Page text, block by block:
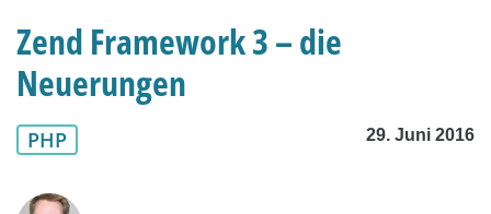
Zend Framework 3 – die
Neuerungen
PHP 29. Juni 2016